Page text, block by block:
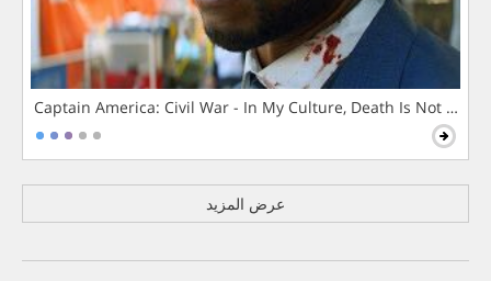
Captain America: Civil War - In My Culture, Death Is Not The
عرض المزيد